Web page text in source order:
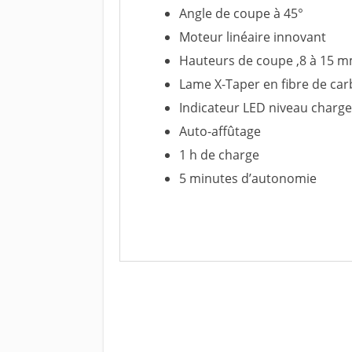
Angle de coupe à 45°
Moteur linéaire innovant
Hauteurs de coupe ,8 à 15
Lame X-Taper en fibre de
Indicateur LED niveau charge
Auto-affûtage
1 h de charge
5 minutes d’autonomie